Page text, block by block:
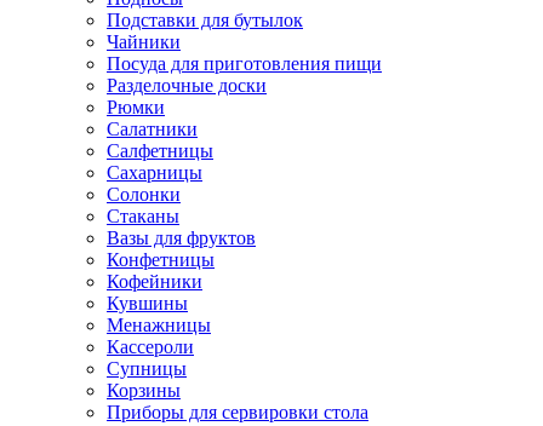
Подставки для бутылок
Чайники
Посуда для приготовления пищи
Разделочные доски
Рюмки
Салатники
Салфетницы
Сахарницы
Солонки
Стаканы
Вазы для фруктов
Конфетницы
Кофейники
Кувшины
Менажницы
Кассероли
Супницы
Корзины
Приборы для сервировки стола